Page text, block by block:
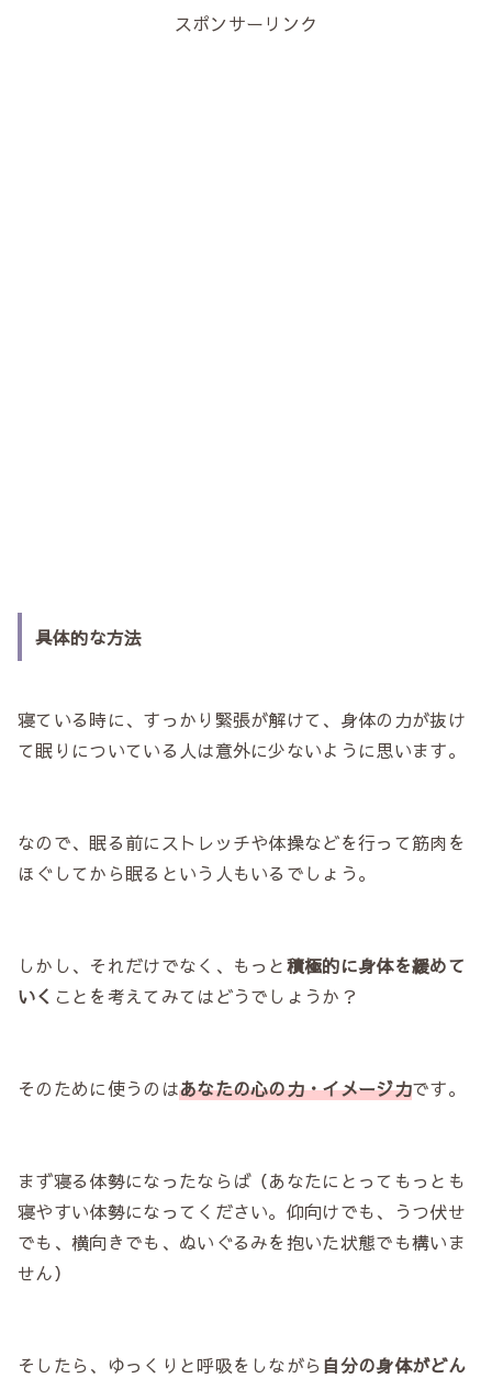
スポンサーリンク
具体的な方法
寝ている時に、すっかり緊張が解けて、身体の力が抜け
て眠りについている人は意外に少ないように思います。
なので、眠る前にストレッチや体操などを行って筋肉を
ほぐしてから眠るという人もいるでしょう。
しかし、それだけでなく、もっと積極的に身体を緩めて
いく ことを考えてみてはどうでしょうか？
そのために使うのはあなたの心の力・イメージ力です。
まず寝る体勢になったならば（あなたにとってもっとも
寝やすい体勢になってください。仰向けでも、うつ伏せ
でも、横向きでも、ぬいぐるみを抱いた状態でも構いま
せん）
そしたら、ゆっくりと呼吸をしながら 自分の身体がどん